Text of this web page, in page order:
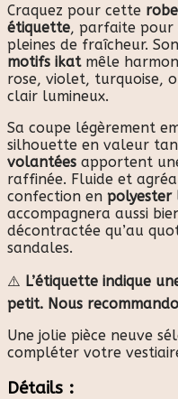
Craquez pour cette
étiquette, parfaite pour
pleines de fraîcheur. Son
motifs ikatmêle
rose, violet, turquoise,
clair lumineux.
Sa coupe légèrement
silhouette en valeur
volantées apportent
raffinée. Fluide et
confection en polyester
accompagnera aussi
décontractée qu’au
sandales.
⚠️ L’étiquette indique
petit. Nous
Une jolie pièce neuve
compléter votre
Détails :